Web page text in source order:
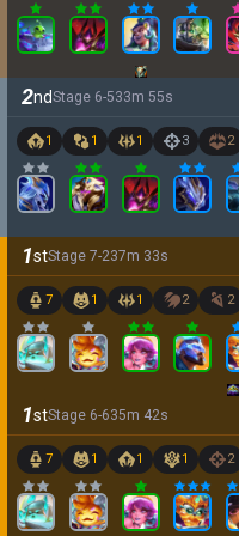
2ndStage 6-533m 55s
1 1 1 3 2
1stStage 7-237m 33s
7 1 1 2 2
1stStage 6-635m 42s
7 1 1 1 2